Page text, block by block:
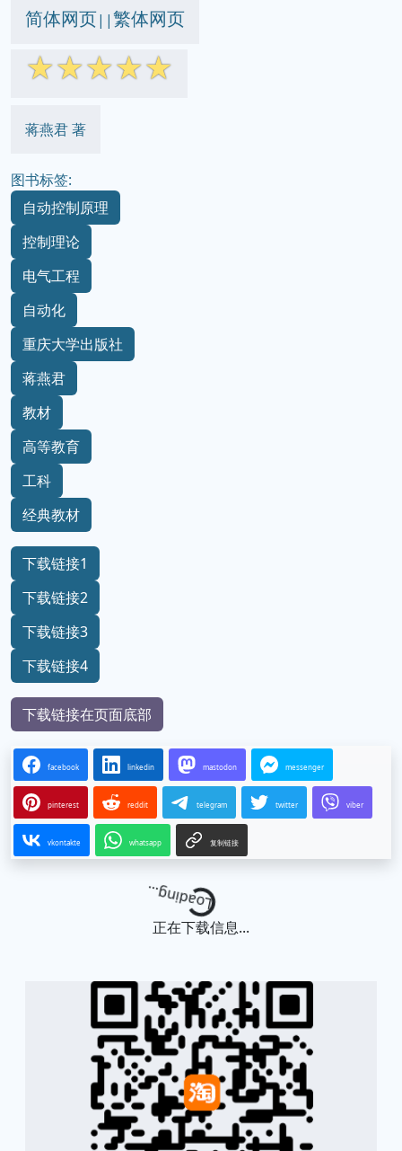
简体网页||繁体网页
☆☆☆☆☆
蒋燕君 著
图书标签:
自动控制原理
控制理论
电气工程
自动化
重庆大学出版社
蒋燕君
教材
高等教育
工科
经典教材
下载链接1
下载链接2
下载链接3
下载链接4
下载链接在页面底部
facebook linkedin mastodon messenger
pinterest reddit telegram twitter viber
vkontakte whatsapp 复制链接
Loading...
正在下载信息...